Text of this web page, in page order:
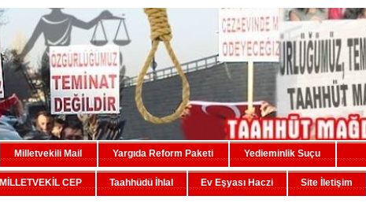
Milletvekili Mail Yargıda Reform Paketi Yedieminlik Suçu
MİLLETVEKİL CEP Taahhüdü İhlal Ev Eşyası Haczi Site İletişim